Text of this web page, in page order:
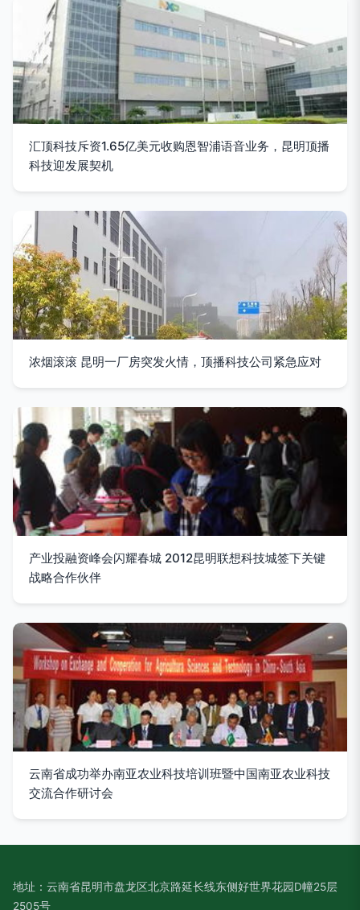
汇顶科技斥资1.65亿美元收购恩智浦语音业务，昆明顶播
科技迎发展契机
浓烟滚滚 昆明一厂房突发火情，顶播科技公司紧急应对
产业投融资峰会闪耀春城 2012昆明联想科技城签下关键
战略合作伙伴
云南省成功举办南亚农业科技培训班暨中国南亚农业科技
交流合作研讨会
地址：云南省昆明市盘龙区北京路延长线东侧好世界花园D幢25层
2505号